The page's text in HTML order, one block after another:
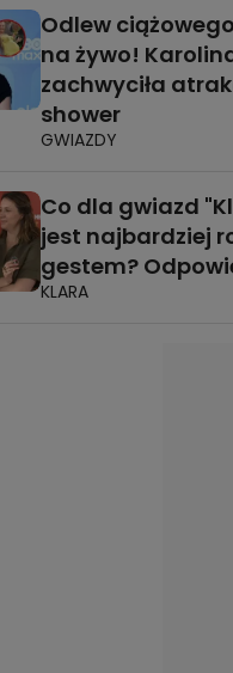
Odlew
na żywo!
zachwyciła
shower
GWIAZDY
Co dla gwiazd
jest najbardziej
gestem?
KLARA